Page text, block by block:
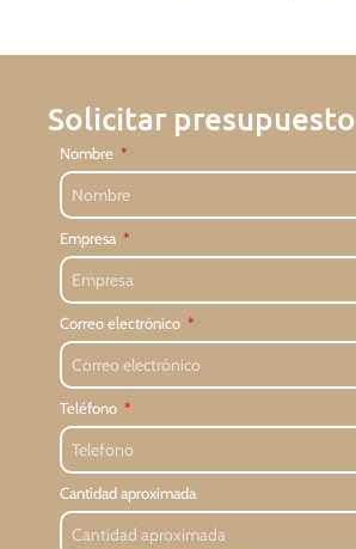
Solicitar presupuesto
Nombre
Empresa
Correo electrónico
Teléfono
Cantidad aproximada